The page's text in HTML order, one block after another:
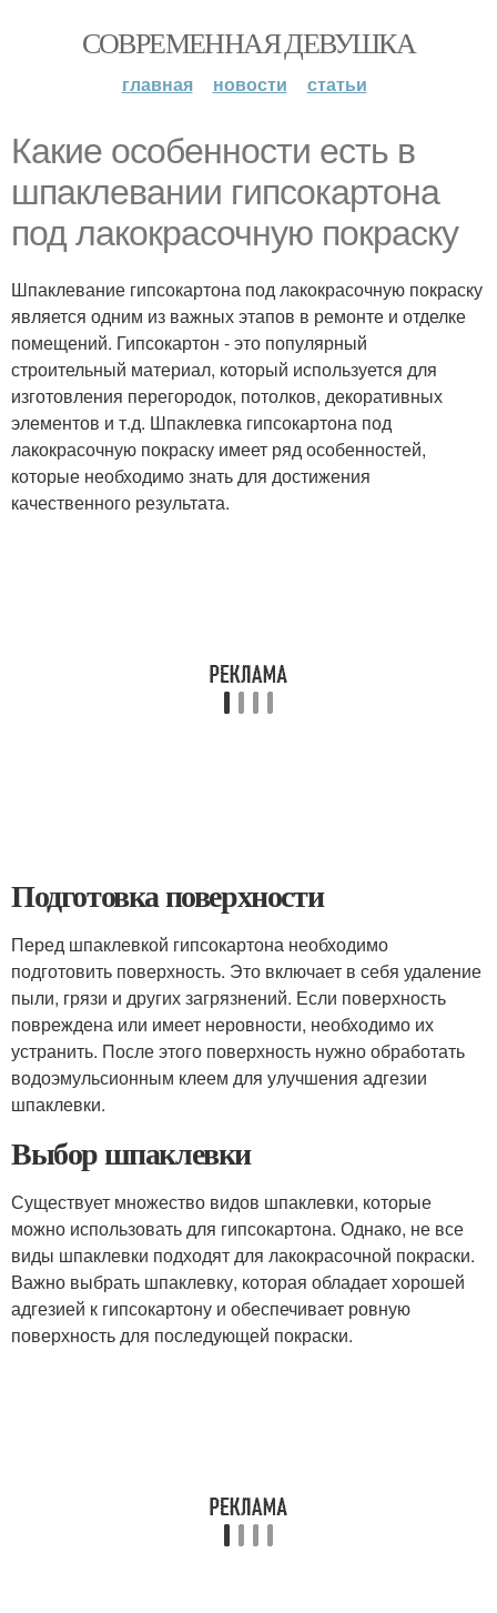
СОВРЕМЕННАЯ ДЕВУШКА
главная новости статьи
Какие особенности есть в
шпаклевании гипсокартона
под лакокрасочную покраску
Шпаклевание гипсокартона под лакокрасочную покраску
является одним из важных этапов в ремонте и отделке
помещений. Гипсокартон - это популярный
строительный материал, который используется для
изготовления перегородок, потолков, декоративных
элементов и т.д. Шпаклевка гипсокартона под
лакокрасочную покраску имеет ряд особенностей,
которые необходимо знать для достижения
качественного результата.
Подготовка поверхности
Перед шпаклевкой гипсокартона необходимо
подготовить поверхность. Это включает в себя удаление
пыли, грязи и других загрязнений. Если поверхность
повреждена или имеет неровности, необходимо их
устранить. После этого поверхность нужно обработать
водоэмульсионным клеем для улучшения адгезии
шпаклевки.
Выбор шпаклевки
Существует множество видов шпаклевки, которые
можно использовать для гипсокартона. Однако, не все
виды шпаклевки подходят для лакокрасочной покраски.
Важно выбрать шпаклевку, которая обладает хорошей
адгезией к гипсокартону и обеспечивает ровную
поверхность для последующей покраски.